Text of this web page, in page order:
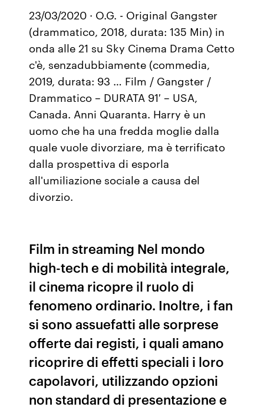
23/03/2020 · O.G. - Original Gangster
(drammatico, 2018, durata: 135 Min) in
onda alle 21 su Sky Cinema Drama Cetto
c'è, senzadubbiamente (commedia,
2019, durata: 93 … Film / Gangster /
Drammatico – DURATA 91′ – USA,
Canada. Anni Quaranta. Harry è un
uomo che ha una fredda moglie dalla
quale vuole divorziare, ma è terrificato
dalla prospettiva di esporla
all'umiliazione sociale a causa del
divorzio.
Film in streaming Nel mondo
high-tech e di mobilità integrale,
il cinema ricopre il ruolo di
fenomeno ordinario. Inoltre, i fan
si sono assuefatti alle sorprese
offerte dai registi, i quali amano
ricoprire di effetti speciali i loro
capolavori, utilizzando opzioni
non standard di presentazione e